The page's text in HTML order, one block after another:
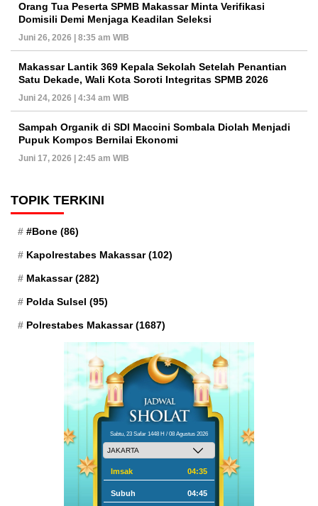
Orang Tua Peserta SPMB Makassar Minta Verifikasi
Domisili Demi Menjaga Keadilan Seleksi
Juni 26, 2026 | 8:35 am WIB
Makassar Lantik 369 Kepala Sekolah Setelah Penantian
Satu Dekade, Wali Kota Soroti Integritas SPMB 2026
Juni 24, 2026 | 4:34 am WIB
Sampah Organik di SDI Maccini Sombala Diolah Menjadi
Pupuk Kompos Bernilai Ekonomi
Juni 17, 2026 | 2:45 am WIB
TOPIK TERKINI
#Bone (86)
Kapolrestabes Makassar(102)
Makassar(282)
Polda Sulsel (95)
Polrestabes Makassar(1687)
Sabtu, 23 Safar 1448 H / 08 Agustus 2026
Imsak 04:35
Subuh 04:45